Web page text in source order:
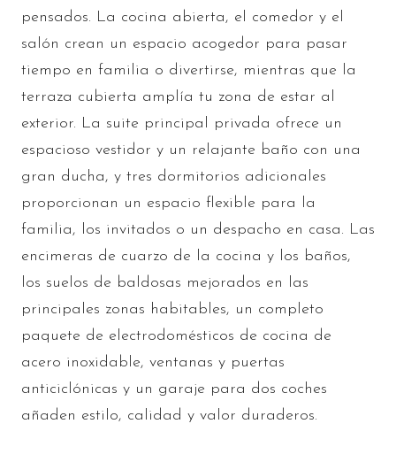
pensados. La cocina abierta, el comedor y el
salón crean un espacio acogedor para pasar
tiempo en familia o divertirse, mientras que la
terraza cubierta amplía tu zona de estar al
exterior. La suite principal privada ofrece un
espacioso vestidor y un relajante baño con una
gran ducha, y tres dormitorios adicionales
proporcionan un espacio flexible para la
familia, los invitados o un despacho en casa. Las
encimeras de cuarzo de la cocina y los baños,
los suelos de baldosas mejorados en las
principales zonas habitables, un completo
paquete de electrodomésticos de cocina de
acero inoxidable, ventanas y puertas
anticiclónicas y un garaje para dos coches
añaden estilo, calidad y valor duraderos.